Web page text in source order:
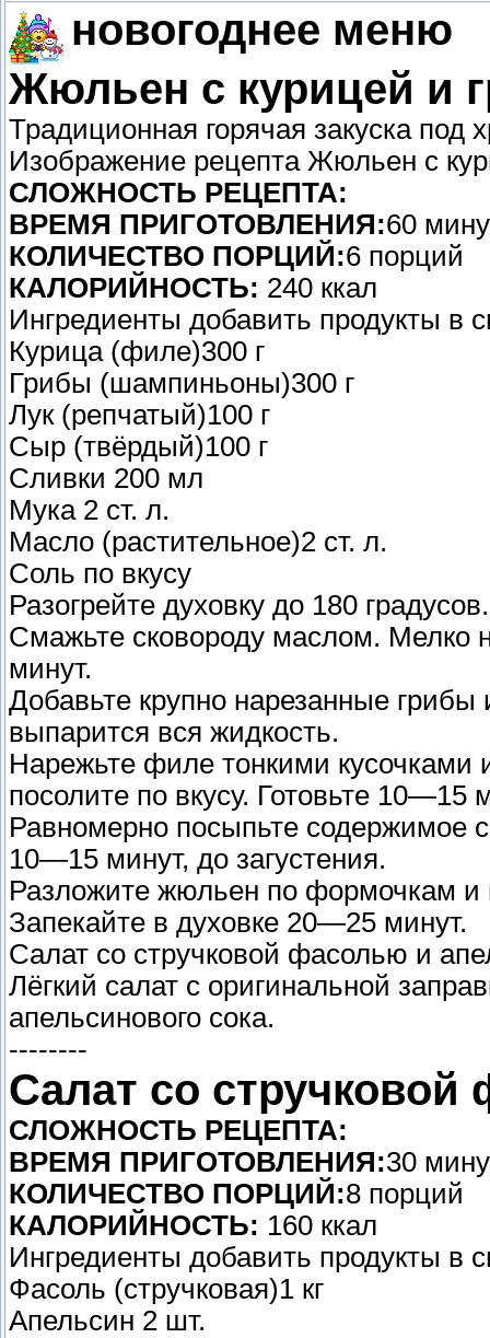
новогоднее меню
Жюльен с курицей и
Традиционная горячая закуска
Изображение рецепта Жюльен с
СЛОЖНОСТЬ РЕЦЕПТА:
ВРЕМЯ ПРИГОТОВЛЕНИЯ:60
КОЛИЧЕСТВО ПОРЦИЙ:6 порций
КАЛОРИЙНОСТЬ: 240 ккал
Ингредиенты добавить продукты в
Курица (филе)300 г
Грибы (шампиньоны)300 г
Лук (репчатый)100 г
Сыр (твёрдый)100 г
Сливки 200 мл
Мука 2 ст. л.
Масло (растительное)2 ст. л.
Соль по вкусу
Разогрейте духовку до 180 градусов.
Смажьте сковороду маслом. Мелко
минут.
Добавьте крупно нарезанные грибы
выпарится вся жидкость.
Нарежьте филе тонкими кусочками
посолите по вкусу. Готовьте 10—15
Равномерно посыпьте содержимое
10—15 минут, до загустения.
Разложите жюльен по формочкам и
Запекайте в духовке 20—25 минут.
Салат со стручковой фасолью и
Лёгкий салат с оригинальной
апельсинового сока.
--------
Салат со
СЛОЖНОСТЬ РЕЦЕПТА:
ВРЕМЯ ПРИГОТОВЛЕНИЯ:30
КОЛИЧЕСТВО ПОРЦИЙ:8 порций
КАЛОРИЙНОСТЬ: 160 ккал
Ингредиенты добавить продукты в
Фасоль (стручковая)1 кг
Апельсин 2 шт.